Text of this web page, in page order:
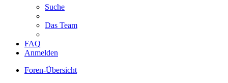
Suche
Das Team
FAQ
Anmelden
Foren-Übersicht